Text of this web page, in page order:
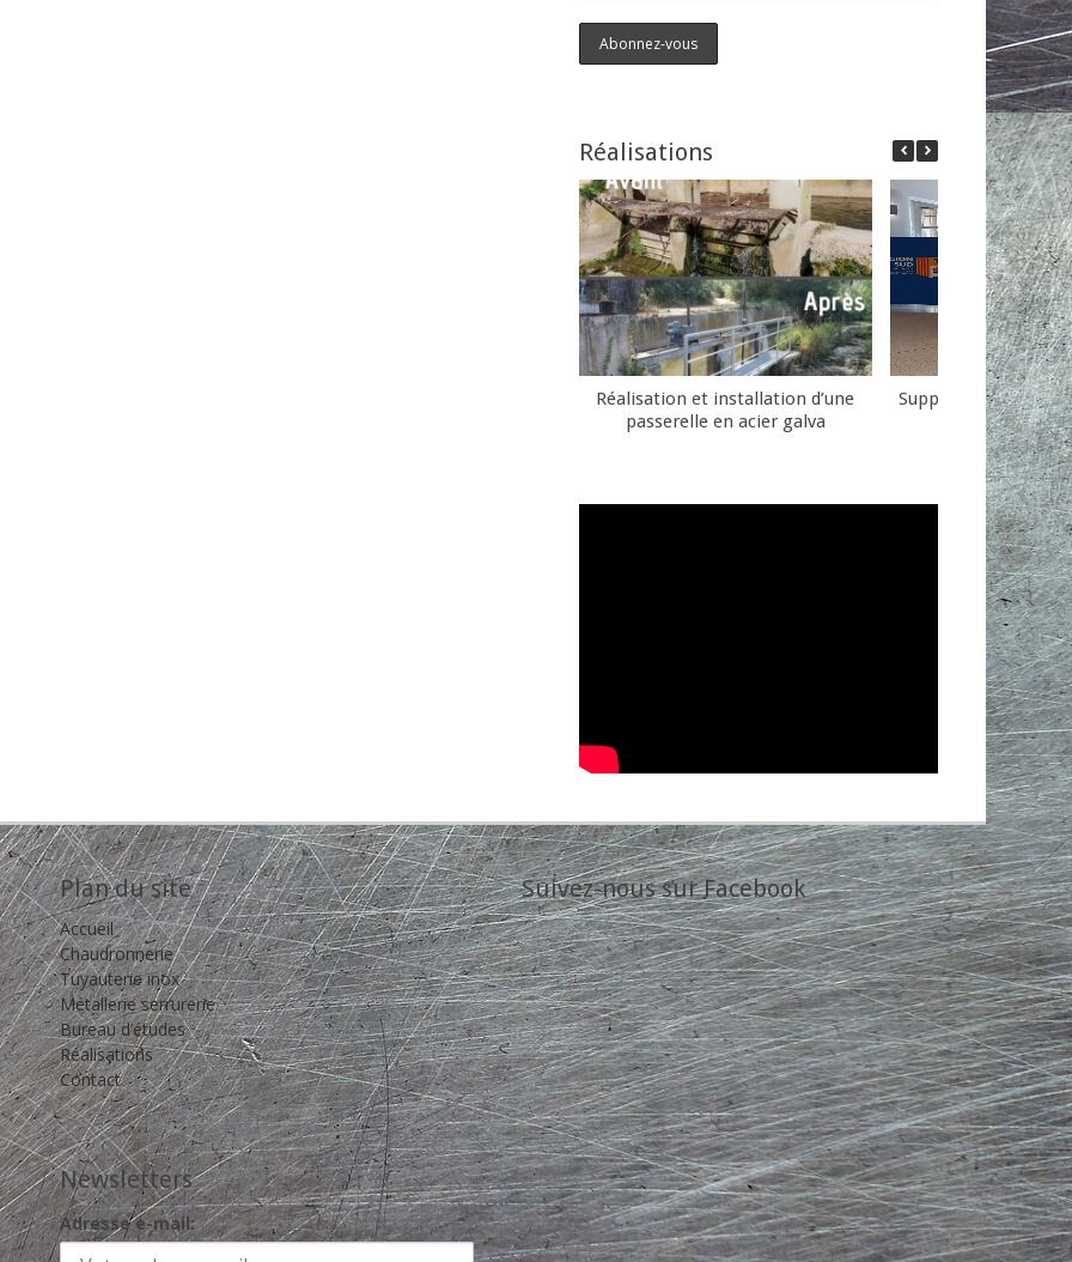
Réalisations
Réalisation et installation d’une
passerelle en acier galva
Support métallique
Plan du site
Accueil
Chaudronnerie
Tuyauterie inox
Métallerie serrurerie
Bureau d’études
Réalisations
Contact
Newsletters
Adresse e-mail:
Suivez-nous sur Facebook